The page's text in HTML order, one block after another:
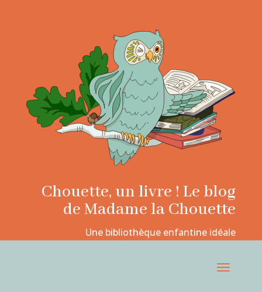
Chouette, un livre ! Le blog
de Madame la Chouette
Une bibliothèque enfantine idéale